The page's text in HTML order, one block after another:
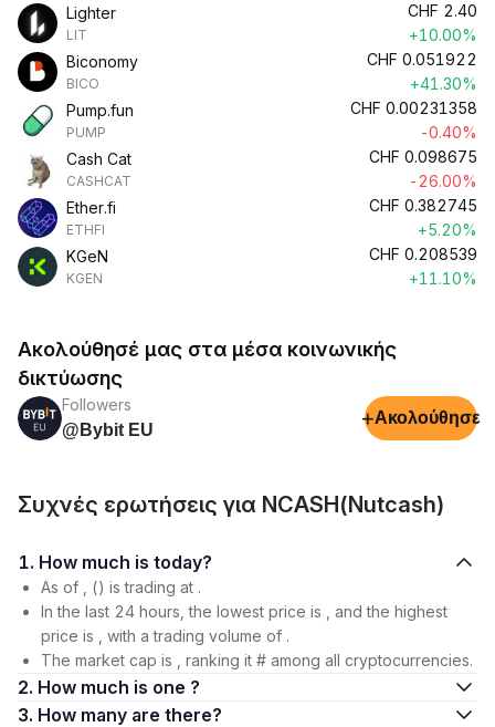
Lighter
LIT
CHF 2.40
+10.00%
Biconomy
BICO
CHF 0.051922
+41.30%
Pump.fun
PUMP
CHF 0.00231358
-0.40%
Cash Cat
CASHCAT
CHF 0.098675
-26.00%
Ether.fi
ETHFI
CHF 0.382745
+5.20%
KGeN
KGEN
CHF 0.208539
+11.10%
Ακολούθησέ μας στα μέσα κοινωνικής
δικτύωσης
Followers
@Bybit EU
+Ακολούθησε
Συχνές ερωτήσεις για NCASH(Nutcash)
1. How much is today?
As of , () is trading at .
In the last 24 hours, the lowest price is , and the highest
price is , with a trading volume of .
The market cap is , ranking it # among all cryptocurrencies.
2. How much is one ?
3. How many are there?